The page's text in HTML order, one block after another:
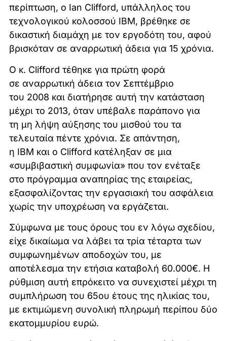
περίπτωση, ο Ian Clifford, υπάλληλος του
τεχνολογικού κολοσσού IBM, βρέθηκε σε
δικαστική διαμάχη με τον εργοδότη του, αφού
βρισκόταν σε αναρρωτική άδεια για 15 χρόνια.
Ο κ. Clifford τέθηκε για πρώτη φορά
σε αναρρωτική άδεια τον Σεπτέμβριο
του 2008 και διατήρησε αυτή την κατάσταση
μέχρι το 2013, όταν υπέβαλε παράπονο για
τη μη λήψη αύξησης του μισθού του τα
τελευταία πέντε χρόνια. Σε απάντηση,
η IBM και ο Clifford κατέληξαν σε μια
«συμβιβαστική συμφωνία» που τον ενέταξε
στο πρόγραμμα αναπηρίας της εταιρείας,
εξασφαλίζοντας την εργασιακή του ασφάλεια
χωρίς την υποχρέωση να εργάζεται.
Σύμφωνα με τους όρους του εν λόγω σχεδίου,
είχε δικαίωμα να λάβει τα τρία τέταρτα των
συμφωνημένων αποδοχών του, με
αποτέλεσμα την ετήσια καταβολή 60.000€. Η
ρύθμιση αυτή επρόκειτο να συνεχιστεί μέχρι τη
συμπλήρωση του 65ου έτους της ηλικίας του,
με εκτιμώμενη συνολική πληρωμή περίπου δύο
εκατομμυρίου ευρώ.